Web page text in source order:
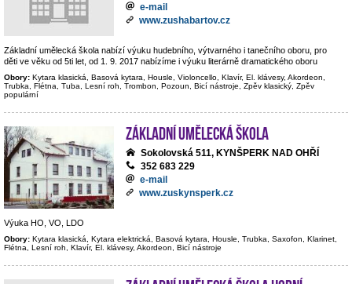
e-mail
www.zushabartov.cz
Základní umělecká škola nabízí výuku hudebního, výtvarného i tanečního oboru, pro
děti ve věku od 5ti let, od 1. 9. 2017 nabízíme i výuku literárně dramatického oboru
Obory: Kytara klasická, Basová kytara, Housle, Violoncello, Klavír, El. klávesy, Akordeon,
Trubka, Flétna, Tuba, Lesní roh, Trombon, Pozoun, Bicí nástroje, Zpěv klasický, Zpěv
populární
Základní umělecká škola
Sokolovská 511, KYNŠPERK NAD OHŘÍ
352 683 229
e-mail
www.zuskynsperk.cz
Výuka HO, VO, LDO
Obory: Kytara klasická, Kytara elektrická, Basová kytara, Housle, Trubka, Saxofon, Klarinet,
Flétna, Lesní roh, Klavír, El. klávesy, Akordeon, Bicí nástroje